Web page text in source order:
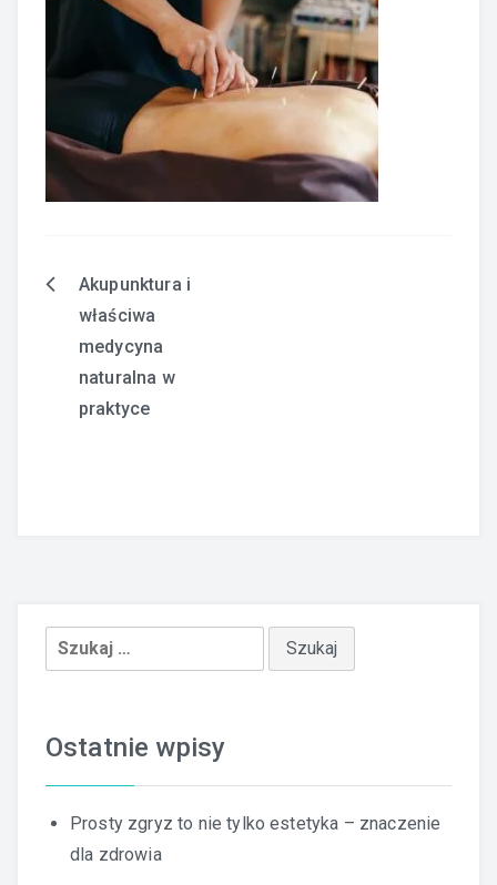
Nawigacja
Akupunktura i
właściwa
medycyna
naturalna w
praktyce
Szukaj:
Ostatnie wpisy
Prosty zgryz to nie tylko estetyka – znaczenie
dla zdrowia